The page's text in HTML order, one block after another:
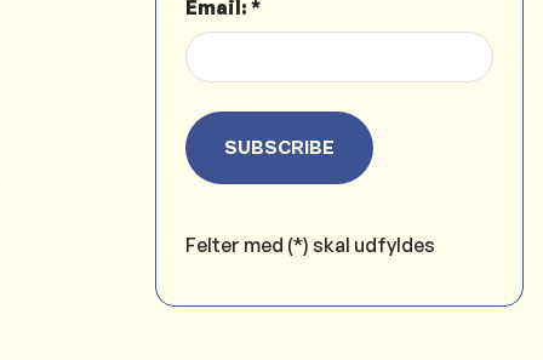
Email: *
SUBSCRIBE
Felter med (*) skal udfyldes